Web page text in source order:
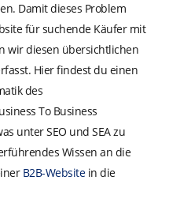
Damit dieses Problem
für suchende Käufer mit
wir diesen übersichtlichen
Hier findest du einen
des
To Business
unter SEO und SEA zu
Wissen an die
B2B-Websitein die